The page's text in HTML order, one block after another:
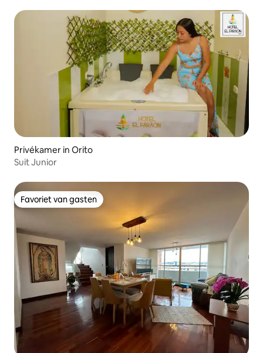
Privékamer in Orito
Suit Junior
Favoriet van gasten
Favoriet van gasten